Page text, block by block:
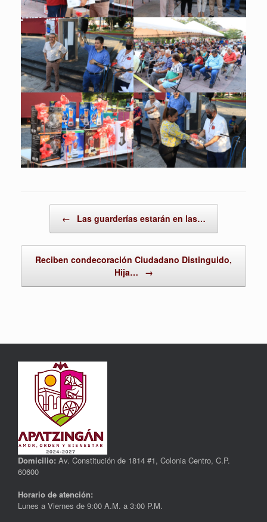
← Las guarderías estarán en las…
Reciben condecoración Ciudadano Distinguido,
Hija…
→
Domicilio: Av. Constitución de 1814 #1, Colonia Centro, C.P.
60600
Horario de atención:
Lunes a Viernes de 9:00 A.M. a 3:00 P.M.